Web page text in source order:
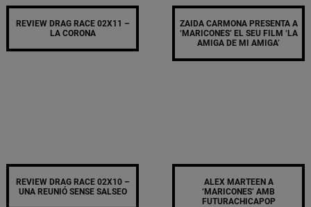
REVIEW DRAG RACE 02X11 –
LA CORONA
ZAIDA CARMONA PRESENTA A
‘MARICONES’ EL SEU FILM ‘LA
AMIGA DE MI AMIGA’
REVIEW DRAG RACE 02X10 –
UNA REUNIÓ SENSE SALSEO
ALEX MARTEEN A
‘MARICONES’ AMB
FUTURACHICAPOP